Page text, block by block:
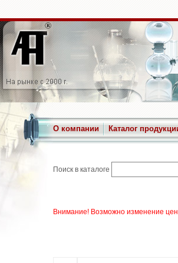
О компании Каталог
Поиск в каталоге
Внимание! Возможно изменение